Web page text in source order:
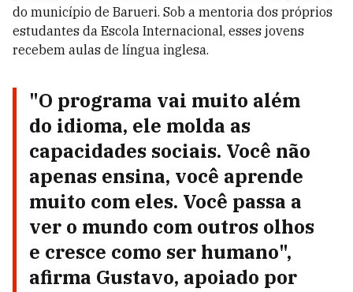
do município de Barueri. Sob a mentoria dos próprios
estudantes da Escola Internacional, esses jovens
recebem aulas de língua inglesa.
"O programa vai muito além
do idioma, ele molda as
capacidades sociais. Você não
apenas ensina, você aprende
muito com eles. Você passa a
ver o mundo com outros olhos
e cresce como ser humano",
afirma Gustavo, apoiado por